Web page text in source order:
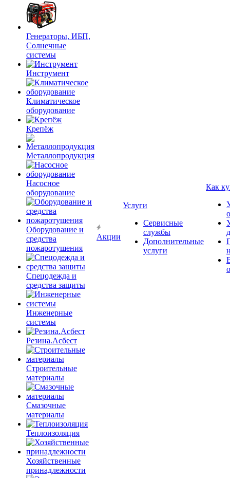
Генераторы, ИБП,
Солнечные
системы
Инструмент
Климатическое
оборудование
Крепёж
Металлопродукция
Насосное
оборудование
Оборудование и
средства
пожаротушения
Спецодежда и
средства защиты
Инженерные
системы
Резина.Асбест
Строительные
материалы
Смазочные
материалы
Теплоизоляция
Хозяйственные
принадлежности
Акции
Услуги
Сервисные
службы
Дополнительные
услуги
Как